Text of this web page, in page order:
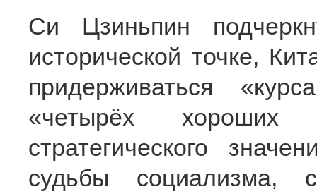
Си Цзиньпин
исторической точке,
придерживаться
«четырёх
стратегического
судьбы социализма,